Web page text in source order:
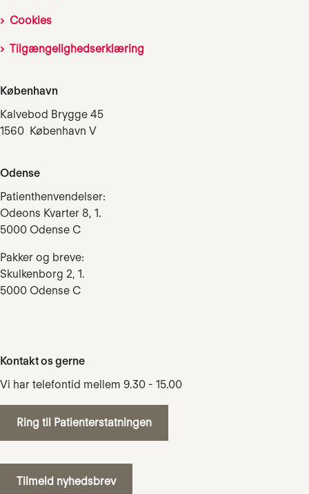
Cookies
Tilgængelighedserklæring
København
Kalvebod Brygge 45
1560 København V
Odense
Patienthenvendelser:
Odeons Kvarter 8, 1.
5000 Odense C
Pakker og breve:
Skulkenborg 2, 1.
5000 Odense C
Kontakt os gerne
Vi har telefontid mellem 9.30 - 15.00
Ring til Patienterstatningen
Tilmeld nyhedsbrev